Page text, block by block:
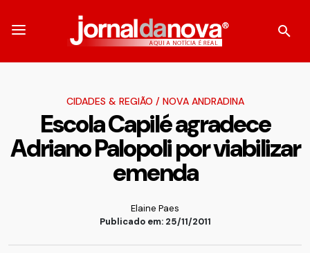
CIDADES & REGIÃO / NOVA ANDRADINA
Escola Capilé agradece
Adriano Palopoli por viabilizar
emenda
Elaine Paes
Publicado em: 25/11/2011